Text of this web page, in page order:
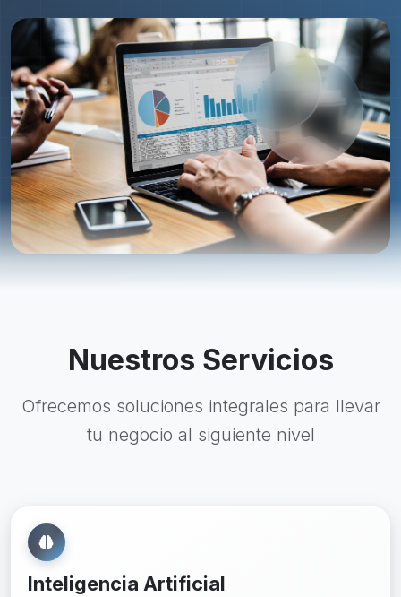
Nuestros Servicios
Ofrecemos soluciones integrales para llevar
tu negocio al siguiente nivel
Inteligencia Artificial